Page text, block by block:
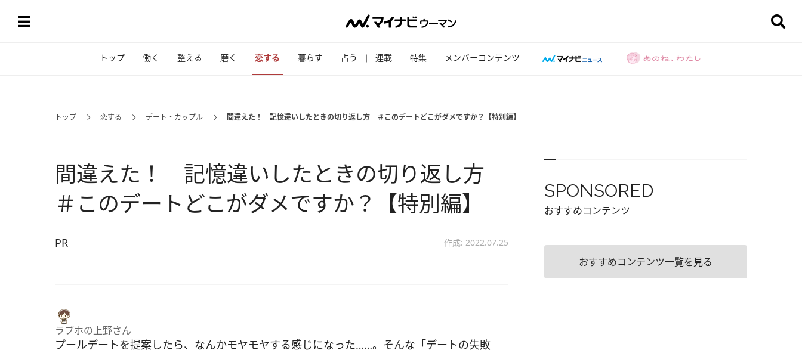
トップ 働く 整える 磨く 恋する 暮らす 占う 連載 特集 メンバーコンテンツ
トップ 恋する デート・カップル 間違えた！ 記憶違いしたときの切り返し方 ＃このデートどこがダメですか？【特別編】
間違えた！ 記憶違いしたときの切り返し方
＃このデートどこがダメですか？【特別編】
PR 作成: 2022.07.25
ラブホの上野さん
プールデートを提案したら、なんかモヤモヤする感じになった……。そんな「デートの失敗
SPONSORED
おすすめコンテンツ
おすすめコンテンツ一覧を見る